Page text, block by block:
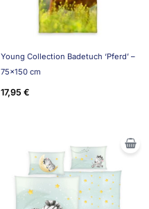
Young Collection Badetuch ‘Pferd’ –
75×150 cm
17,95 €